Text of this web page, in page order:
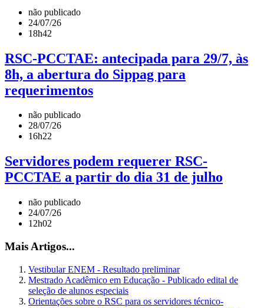
não publicado
24/07/26
18h42
RSC-PCCTAE: antecipada para 29/7, às
8h, a abertura do Sippag para
requerimentos
não publicado
28/07/26
16h22
Servidores podem requerer RSC-
PCCTAE a partir do dia 31 de julho
não publicado
24/07/26
12h02
Mais Artigos...
Vestibular ENEM - Resultado preliminar
Mestrado Acadêmico em Educação - Publicado edital de
seleção de alunos especiais
Orientações sobre o RSC para os servidores técnico-